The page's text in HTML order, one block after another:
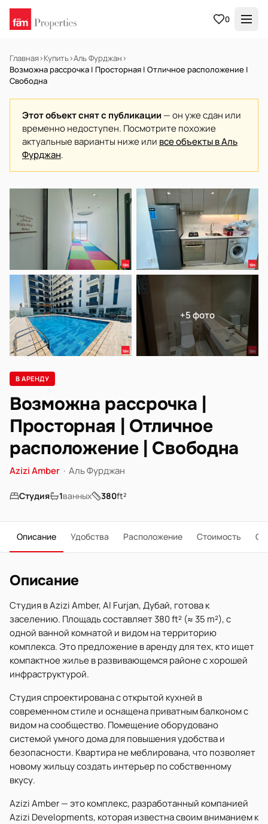
0
Главная›Купить›Аль Фурджан›
Возможна рассрочка | Просторная | Отличное расположение |
Свободна
Этот объект снят с публикации — он уже сдан или
временно недоступен. Посмотрите похожие
актуальные варианты ниже или все объекты в Аль
Фурджан.
Готов к заселению
+5 фото
В АРЕНДУ
Возможна рассрочка |
Просторная | Отличное
расположение | Свободна
Azizi Amber · Аль Фурджан
Студия 1ванных 380ft²
Описание Удобства Расположение Стоимость О
Описание
Студия в Azizi Amber, Al Furjan, Дубай, готова к
заселению. Площадь составляет 380 ft² (≈ 35 m²), с
одной ванной комнатой и видом на территорию
комплекса. Это предложение в аренду для тех, кто ищет
компактное жилье в развивающемся районе с хорошей
инфраструктурой.
Студия спроектирована с открытой кухней в
современном стиле и оснащена приватным балконом с
видом на сообщество. Помещение оборудовано
системой умного дома для повышения удобства и
безопасности. Квартира не меблирована, что позволяет
новому жильцу создать интерьер по собственному
вкусу.
Azizi Amber — это комплекс, разработанный компанией
Azizi Developments, которая известна своим вниманием к